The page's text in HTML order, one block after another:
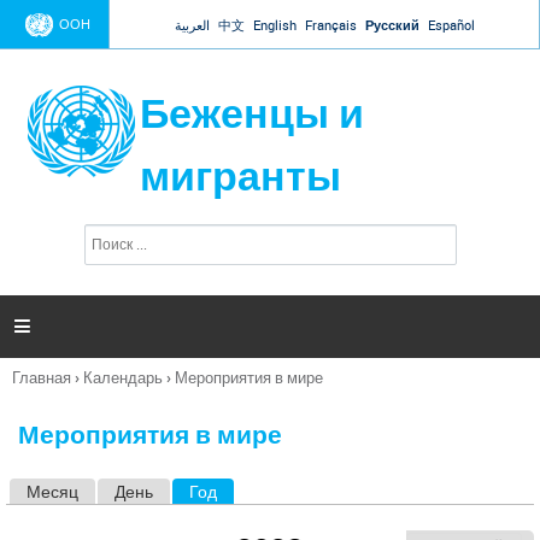
Jump to navigation
ООН العربية 中文 English Français Русский Español
Беженцы и
мигранты
п
и

Вы
Главная › Календарь › Мероприятия в мире
Мероприятия в мире
Месяц День Год